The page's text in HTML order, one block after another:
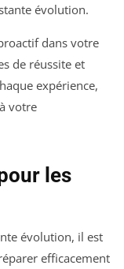
évolution.
dans votre
de réussite et
expérience,
votre
les
évolution, il est
efficacement